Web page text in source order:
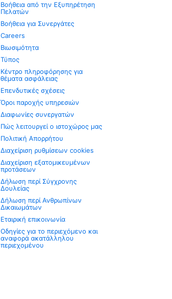
Βοήθεια από την Εξυπηρέτηση
Πελατών
Βοήθεια για Συνεργάτες
Careers
Βιωσιμότητα
Τύπος
Κέντρο πληροφόρησης για
θέματα ασφάλειας
Επενδυτικές σχέσεις
Όροι παροχής υπηρεσιών
Διαφωνίες συνεργατών
Πώς λειτουργεί ο ιστοχώρος μας
Πολιτική Απορρήτου
Διαχείριση ρυθμίσεων cookies
Διαχείριση εξατομικευμένων
προτάσεων
Δήλωση περί Σύγχρονης
Δουλείας
Δήλωση περί Ανθρωπίνων
Δικαιωμάτων
Εταιρική επικοινωνία
Οδηγίες για το περιεχόμενο και
αναφορά ακατάλληλου
περιεχομένου